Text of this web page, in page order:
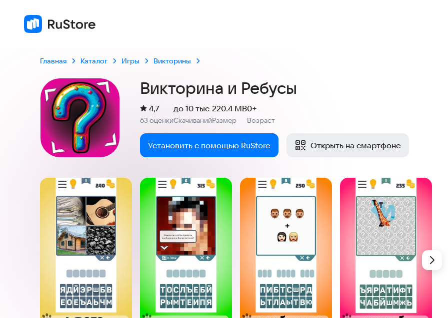
Главная Каталог Игры Викторины
Викторина и Ребусы
Рейтинг:
4,7
63 оценкиСкачиваний
до 10 тыс
Размер
220.4 MB
Возраст
0+
Установить с помощью RuStore Открыть на смартфоне
Скриншоты